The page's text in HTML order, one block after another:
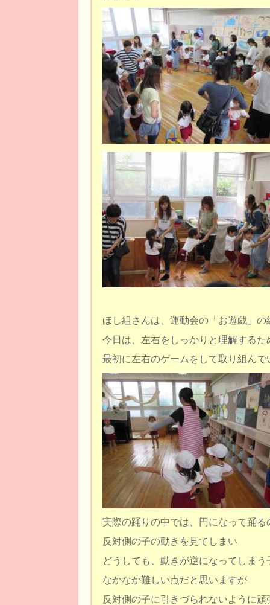
ほし組さんは、運動会の「お遊戯」の
今日は、左右をしっかりと理解するた
最初に左右のゲームをして取り組んで
実際の踊りの中では、円になって踊る
反対側の子の動きを見てしまい
どうしても、動きが逆になってしま
なかなか難しい点だと思いますが
反対側の子に引きづられないように